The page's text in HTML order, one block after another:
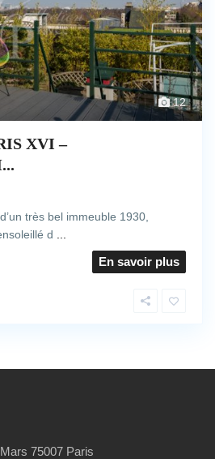
12
XVI –
très bel immeuble 1930,
d
En savoir plus
75007 Paris